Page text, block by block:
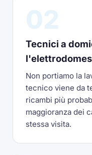
Tecnici a
Non portiamo la
tecnico viene da
ricambi più
maggioranza dei
stessa visita.